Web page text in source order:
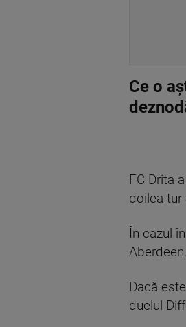
Ce o
FC Drita
doilea tur
În cazul
Aberdeen.
Dacă
duelul